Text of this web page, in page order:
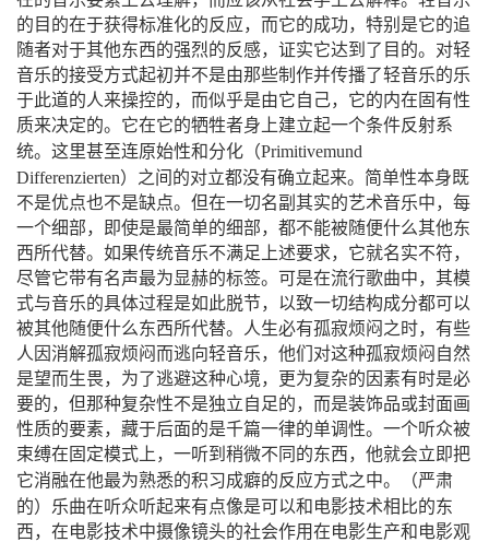
的目的在于获得标准化的反应，而它的成功，特别是它的追
随者对于其他东西的强烈的反感，证实它达到了目的。对轻
音乐的接受方式起初并不是由那些制作并传播了轻音乐的乐
于此道的人来操控的，而似乎是由它自己，它的内在固有性
质来决定的。它在它的牺牲者身上建立起一个条件反射系
统。这里甚至连原始性和分化
（Primitivemund
Differenzierten）
之间的对立都没有确立起来。简单性本身既
不是优点也不是缺点。但在一切名副其实的艺术音乐中，每
一个细部，即使是最简单的细部，都不能被随便什么其他东
西所代替。如果传统音乐不满足上述要求，它就名实不符，
尽管它带有名声最为显赫的标签。可是在流行歌曲中，其模
式与音乐的具体过程是如此脱节，以致一切结构成分都可以
被其他随便什么东西所代替。人生必有孤寂烦闷之时，有些
人因消解孤寂烦闷而逃向轻音乐，他们对这种孤寂烦闷自然
是望而生畏，为了逃避这种心境，更为复杂的因素有时是必
要的，但那种复杂性不是独立自足的，而是装饰品或封面画
性质的要素，藏于后面的是千篇一律的单调性。一个听众被
束缚在固定模式上，一听到稍微不同的东西，他就会立即把
它消融在他最为熟悉的积习成癖的反应方式之中。
（严肃
的）
乐曲在听众听起来有点像是可以和电影技术相比的东
西，在电影技术中摄像镜头的社会作用在电影生产和电影观